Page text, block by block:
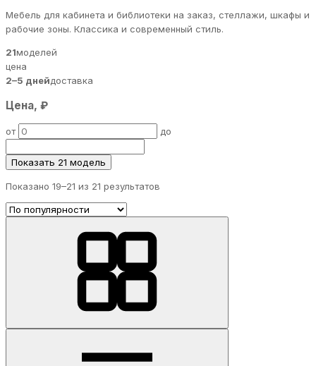
Мебель для кабинета и библиотеки на заказ, стеллажи, шкафы и
рабочие зоны. Классика и современный стиль.
21моделей
цена
2–5 днейдоставка
Цена, ₽
от до
Показать 21 модель
Показано 19–21 из 21 результатов